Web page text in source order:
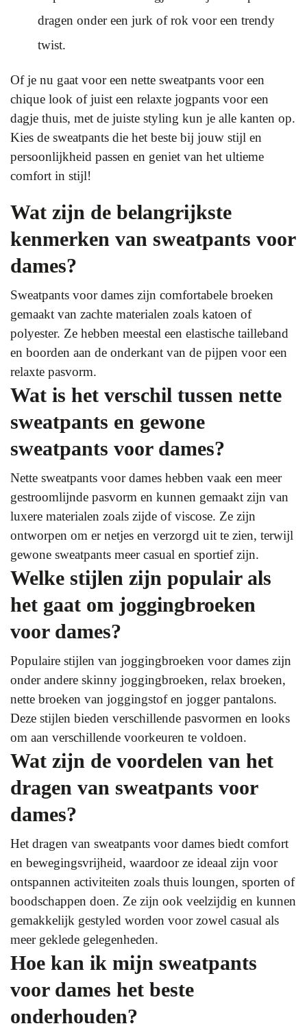
dragen onder een jurk of rok voor een trendy
twist.
Of je nu gaat voor een nette sweatpants voor een
chique look of juist een relaxte jogpants voor een
dagje thuis, met de juiste styling kun je alle kanten op.
Kies de sweatpants die het beste bij jouw stijl en
persoonlijkheid passen en geniet van het ultieme
comfort in stijl!
Wat zijn de belangrijkste
kenmerken van sweatpants voor
dames?
Sweatpants voor dames zijn comfortabele broeken
gemaakt van zachte materialen zoals katoen of
polyester. Ze hebben meestal een elastische tailleband
en boorden aan de onderkant van de pijpen voor een
relaxte pasvorm.
Wat is het verschil tussen nette
sweatpants en gewone
sweatpants voor dames?
Nette sweatpants voor dames hebben vaak een meer
gestroomlijnde pasvorm en kunnen gemaakt zijn van
luxere materialen zoals zijde of viscose. Ze zijn
ontworpen om er netjes en verzorgd uit te zien, terwijl
gewone sweatpants meer casual en sportief zijn.
Welke stijlen zijn populair als
het gaat om joggingbroeken
voor dames?
Populaire stijlen van joggingbroeken voor dames zijn
onder andere skinny joggingbroeken, relax broeken,
nette broeken van joggingstof en jogger pantalons.
Deze stijlen bieden verschillende pasvormen en looks
om aan verschillende voorkeuren te voldoen.
Wat zijn de voordelen van het
dragen van sweatpants voor
dames?
Het dragen van sweatpants voor dames biedt comfort
en bewegingsvrijheid, waardoor ze ideaal zijn voor
ontspannen activiteiten zoals thuis loungen, sporten of
boodschappen doen. Ze zijn ook veelzijdig en kunnen
gemakkelijk gestyled worden voor zowel casual als
meer geklede gelegenheden.
Hoe kan ik mijn sweatpants
voor dames het beste
onderhouden?